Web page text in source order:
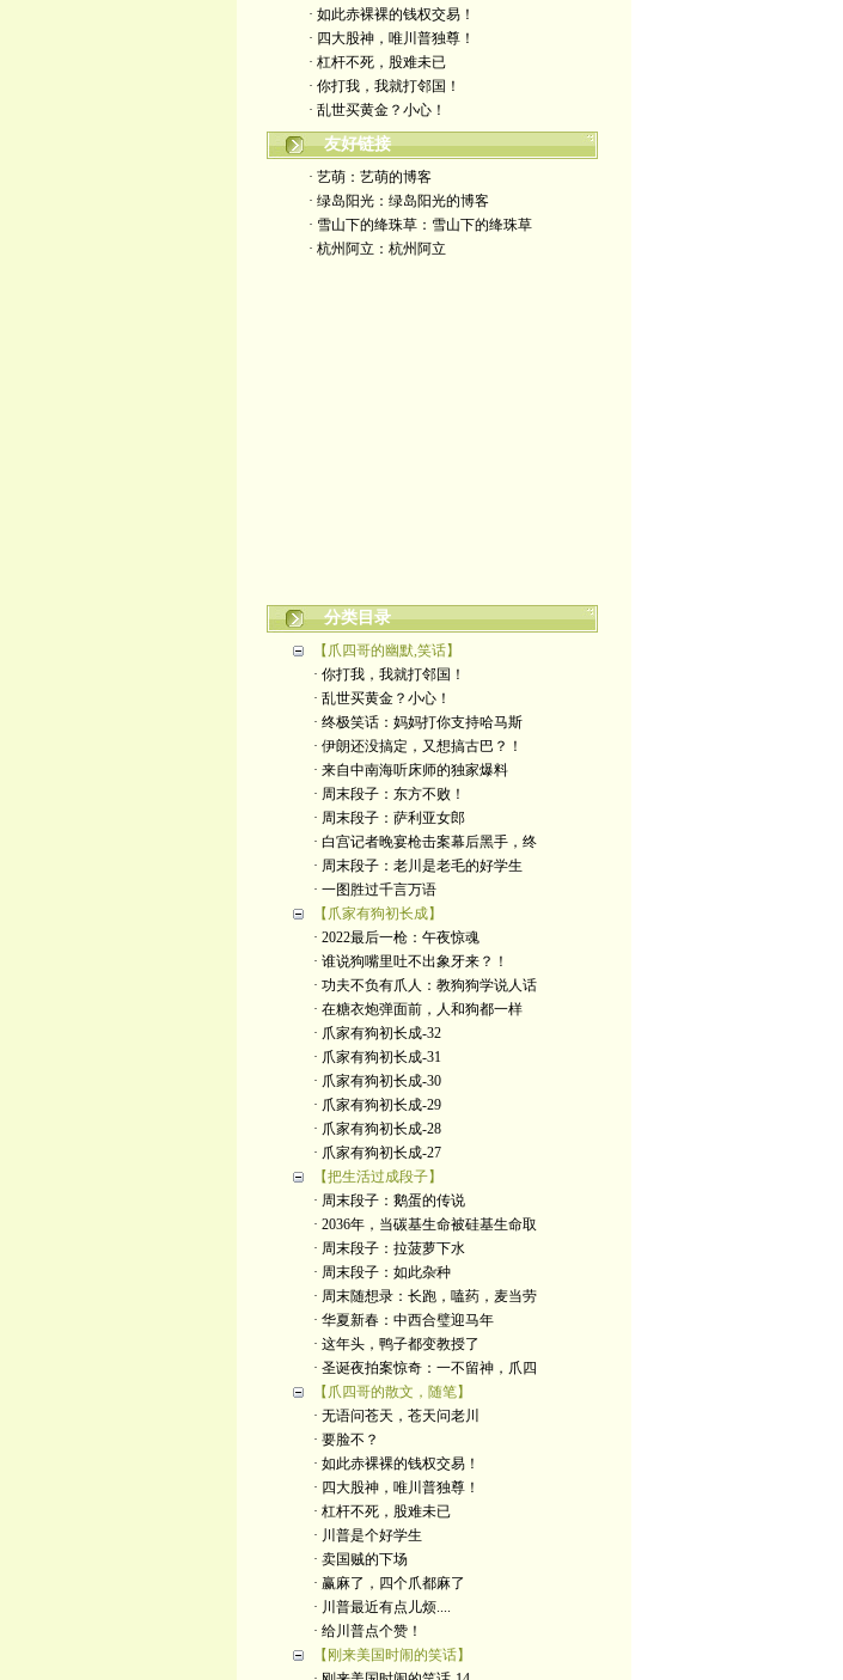
· 如此赤裸裸的钱权交易！
· 四大股神，唯川普独尊！
· 杠杆不死，股难未已
· 你打我，我就打邻国！
· 乱世买黄金？小心！
友好链接
· 艺萌：艺萌的博客
· 绿岛阳光：绿岛阳光的博客
· 雪山下的绛珠草：雪山下的绛珠草
· 杭州阿立：杭州阿立
分类目录
【爪四哥的幽默,笑话】
· 你打我，我就打邻国！
· 乱世买黄金？小心！
· 终极笑话：妈妈打你支持哈马斯
· 伊朗还没搞定，又想搞古巴？！
· 来自中南海听床师的独家爆料
· 周末段子：东方不败！
· 周末段子：萨利亚女郎
· 白宫记者晚宴枪击案幕后黑手，终
· 周末段子：老川是老毛的好学生
· 一图胜过千言万语
【爪家有狗初长成】
· 2022最后一枪：午夜惊魂
· 谁说狗嘴里吐不出象牙来？！
· 功夫不负有爪人：教狗狗学说人话
· 在糖衣炮弹面前，人和狗都一样
· 爪家有狗初长成-32
· 爪家有狗初长成-31
· 爪家有狗初长成-30
· 爪家有狗初长成-29
· 爪家有狗初长成-28
· 爪家有狗初长成-27
【把生活过成段子】
· 周末段子：鹅蛋的传说
· 2036年，当碳基生命被硅基生命取
· 周末段子：拉菠萝下水
· 周末段子：如此杂种
· 周末随想录：长跑，嗑药，麦当劳
· 华夏新春：中西合璧迎马年
· 这年头，鸭子都变教授了
· 圣诞夜拍案惊奇：一不留神，爪四
【爪四哥的散文，随笔】
· 无语问苍天，苍天问老川
· 要脸不？
· 如此赤裸裸的钱权交易！
· 四大股神，唯川普独尊！
· 杠杆不死，股难未已
· 川普是个好学生
· 卖国贼的下场
· 赢麻了，四个爪都麻了
· 川普最近有点儿烦....
· 给川普点个赞！
【刚来美国时闹的笑话】